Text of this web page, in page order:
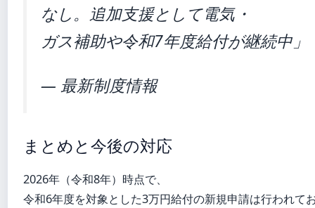
なし。追加支援として電気・
ガス補助や令和7年度給付が継続中」
— 最新制度情報
まとめと今後の対応
2026年（令和8年）時点で、
令和6年度を対象とした3万円給付の新規申請は行われて